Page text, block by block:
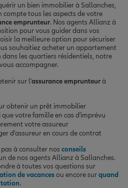
un bien immobilier à Sallanches,
tous les aspects de votre
emprunteur. Nos agents Allianz à
pour vous guider dans vos
la meilleure option pour sécuriser
souhaitiez acheter un appartement
les quartiers résidentiels, notre
accompagner.
sur l'assurance emprunteurà
obtenir un prêt immobilier
votre famille en cas d'imprévu
votre assureur
d'assureur en cours de contrat
à consulter nos conseils
de nos agents Allianz à Sallanches.
à toutes vos questions sur
de vacancesou encore surquand
.